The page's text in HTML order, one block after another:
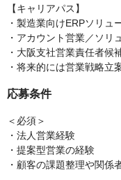
【キャリアパス】
・製造業向けERPソリュ
・アカウント営業／ソリ
・大阪支社営業責任者候
・将来的には営業戦略立
応募条件
＜必須＞
・法人営業経験
・提案型営業の経験
・顧客の課題整理や関係